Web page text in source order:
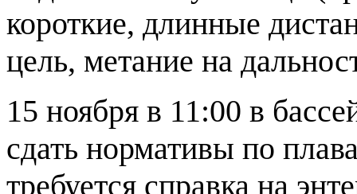
короткие, длинные
цель, метание на
15 ноября в 11:00 в
сдать нормативы по
требуется справка на